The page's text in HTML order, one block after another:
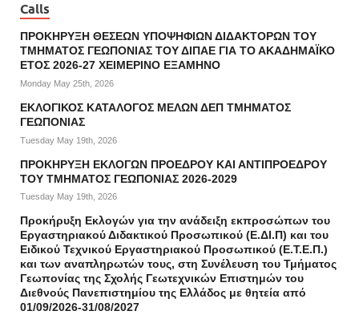
Calls
ΠΡΟΚΗΡΥΞΗ ΘΕΣΕΩΝ ΥΠΟΨΗΦΙΩΝ ΔΙΔΑΚΤΟΡΩΝ ΤΟΥ
ΤΜΗΜΑΤΟΣ ΓΕΩΠΟΝΙΑΣ ΤΟΥ ΔΙΠΑΕ ΓΙΑ ΤΟ ΑΚΑΔΗΜΑΪΚΟ
ΕΤΟΣ 2026-27 ΧΕΙΜΕΡΙΝΟ ΕΞΑΜΗΝΟ
Monday May 25th, 2026
ΕΚΛΟΓΙΚΟΣ ΚΑΤΑΛΟΓΟΣ ΜΕΛΩΝ ΔΕΠ ΤΜΗΜΑΤΟΣ
ΓΕΩΠΟΝΙΑΣ
Tuesday May 19th, 2026
ΠΡΟΚΗΡΥΞΗ ΕΚΛΟΓΩΝ ΠΡΟΕΔΡΟΥ ΚΑΙ ΑΝΤΙΠΡΟΕΔΡΟΥ
ΤΟΥ ΤΜΗΜΑΤΟΣ ΓΕΩΠΟΝΙΑΣ 2026-2029
Tuesday May 19th, 2026
Προκήρυξη Εκλογών για την ανάδειξη εκπροσώπων του
Εργαστηριακού Διδακτικού Προσωπικού (Ε.ΔΙ.Π) και του
Ειδικού Τεχνικού Εργαστηριακού Προσωπικού (Ε.Τ.Ε.Π.)
και των αναπληρωτών τους, στη Συνέλευση του Τμήματος
Γεωπονίας της Σχολής Γεωτεχνικών Επιστημών του
Διεθνούς Πανεπιστημίου της Ελλάδος με θητεία από
01/09/2026-31/08/2027